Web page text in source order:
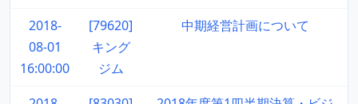
2018-
08-01
16:00:00
[79620]
キング
ジム
中期経営計画について